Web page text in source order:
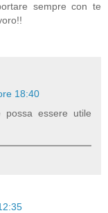
sempre con te
18:40
essere utile